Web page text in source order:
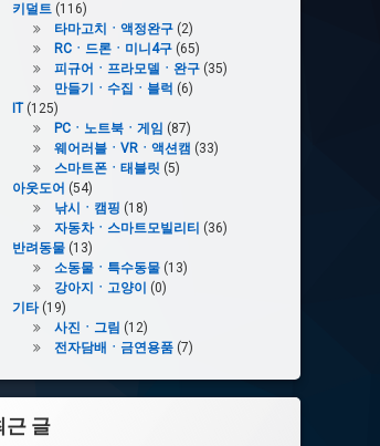
키덜트(116)
타마고치ㆍ액정완구(2)
RCㆍ드론ㆍ미니4구(65)
피규어ㆍ프라모델ㆍ완구(35)
만들기ㆍ수집ㆍ블럭 (6)
IT(125)
PCㆍ노트북ㆍ게임 (87)
웨어러블ㆍVRㆍ액션캠 (33)
스마트폰ㆍ태블릿 (5)
아웃도어 (54)
낚시ㆍ캠핑 (18)
자동차ㆍ스마트모빌리티 (36)
반려동물(13)
소동물ㆍ특수동물(13)
강아지ㆍ고양이
(0)
기타(19)
사진ㆍ그림 (12)
전자담배ㆍ금연용품(7)
근 글